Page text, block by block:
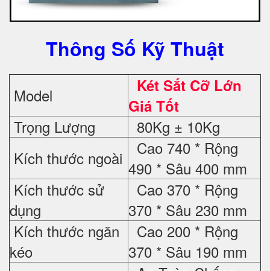
Thông Số Kỹ Thuật
Model
Két Sắt Cỡ Lớn
Giá Tốt
Trọng Lượng
80Kg ± 10Kg
Kích thước ngoài
Cao 740 * Rộng
490 * Sâu 400 mm
Kích thước sử
dụng
Cao 370 * Rộng
370 * Sâu 230 mm
Kích thước ngăn
kéo
Cao 200 * Rộng
370 * Sâu 190 mm